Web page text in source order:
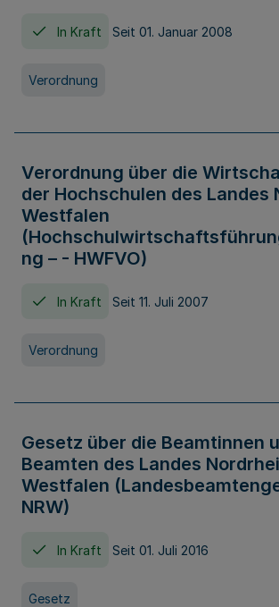
In Kraft Seit 01. Januar 2008
Verordnung
Verordnung über die
der Hochschulen des Landes
Westfalen
ng – - HWFVO)
In Kraft Seit 11. Juli 2007
Verordnung
Gesetz über die Beamtinnen
Beamten des Landes
Westfalen
NRW)
In Kraft Seit 01. Juli 2016
Gesetz